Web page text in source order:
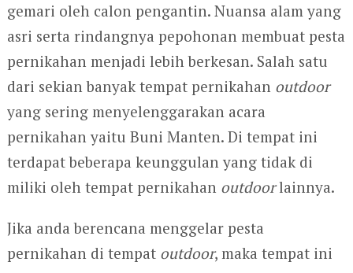
gemari oleh calon pengantin. Nuansa alam yang
asri serta rindangnya pepohonan membuat pesta
pernikahan menjadi lebih berkesan. Salah satu
dari sekian banyak tempat pernikahan outdoor
yang sering menyelenggarakan acara
pernikahan yaitu Buni Manten. Di tempat ini
terdapat beberapa keunggulan yang tidak di
miliki oleh tempat pernikahan outdoorlainnya.
Jika anda berencana menggelar pesta
pernikahan di tempat outdoor, maka tempat ini